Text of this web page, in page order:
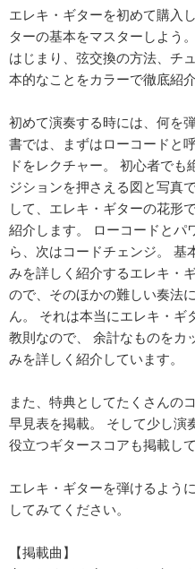
エレキ・ギターを初めて購入
ターの基本をマスターしよう
はじまり、弦交換の方法、チ
本的なことをカラーで徹底紹介
初めて演奏する時には、何を
書では、まずはローコードと
ドをレクチャー。 初心者で
ジションを押さえる図と写真
して、エレキ・ギターの花形
紹介します。 ローコードとパ
ら、次はコードチェンジ。 基
みを詳しく紹介するエレキ・
ので、そのほかの難しい奏法
ん。 それは本当にエレキ・ギ
教則なので、 余計なものをカ
みを詳しく紹介しています。
また、特典としてたくさんの
早見表を掲載。 そして少し演
役立つギタースコアも掲載して
エレキ・ギターを弾けるよう
してみてください。
【掲載曲】